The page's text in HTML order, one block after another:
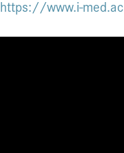
https://www.i-